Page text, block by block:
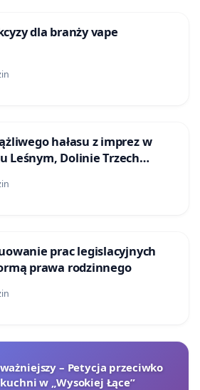
dla branży vape
hałasu z imprez w
Leśnym, Dolinie Trzech
Muchowiec
prac legislacyjnych
prawa rodzinnego
– Petycja przeciwko
w „Wysokiej Łące”